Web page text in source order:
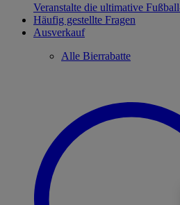
Veranstalte die ultimative
Häufig gestellte Fragen
Ausverkauf
Alle Bierrabatte